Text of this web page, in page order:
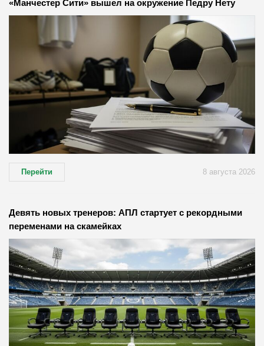
«Манчестер Сити» вышел на окружение Педру Нету
Перейти 8 августа 2026
Девять новых тренеров: АПЛ стартует с рекордными
переменами на скамейках